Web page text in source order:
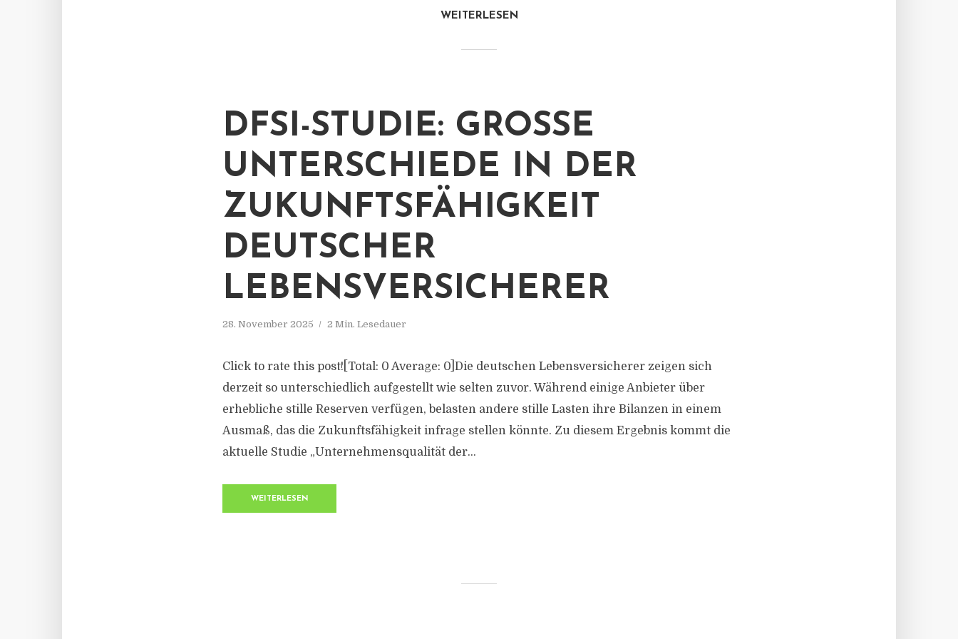
WEITERLESEN
DFSI-STUDIE: GROSSE U
NTERSCHIEDE IN DER Z
UKUNFTSFÄHIGKEIT D
EUTSCHER L
EBENSVERSICHERER
28. November 2025 2 Min. Lesedauer
Click to rate this post![Total: 0 Average: 0]Die deutschen Lebensversicherer zeigen sich
derzeit so unterschiedlich aufgestellt wie selten zuvor. Während einige Anbieter über
erhebliche stille Reserven verfügen, belasten andere stille Lasten ihre Bilanzen in einem
Ausmaß, das die Zukunftsfähigkeit infrage stellen könnte. Zu diesem Ergebnis kommt die
aktuelle Studie „Unternehmensqualität der...
WEITERLESEN